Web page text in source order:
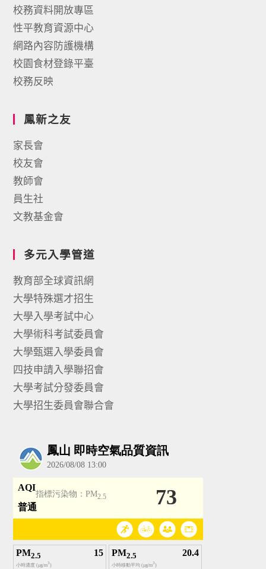
校務資料開放專區
性平教育資源中心
網路內容防護機構
校園食材登錄平臺
校務反映
鳳新之友
家長會
校友會
教師會
員生社
文教基金會
多元入學管道
教育部全球資訊網
大學特殊選才招生
大學入學考試中心
大學術科考試委員會
大學甄選入學委員會
四技申請入學聯招會
大學考試分發委員會
大學招生委員會聯合會